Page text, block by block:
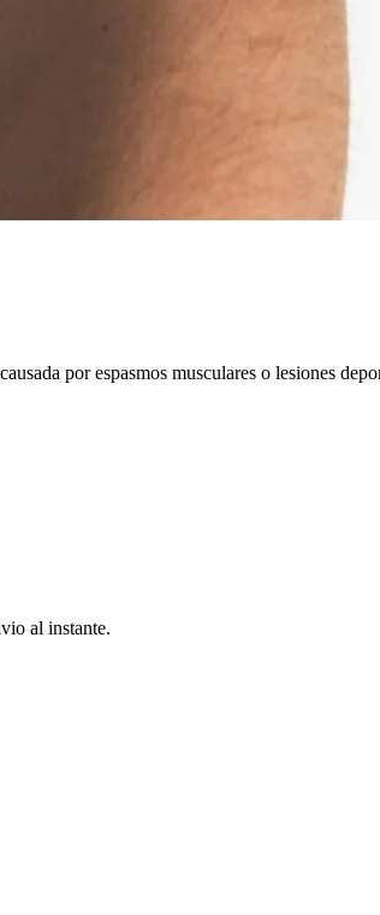
por espasmos musculares o lesiones
al instante.